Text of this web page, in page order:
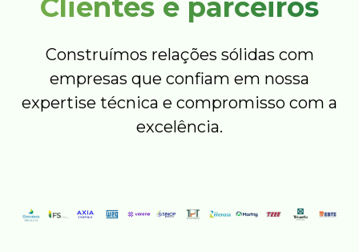
Clientes e parceiros
Construímos relações sólidas com
empresas que confiam em nossa
expertise técnica e compromisso com a
excelência.